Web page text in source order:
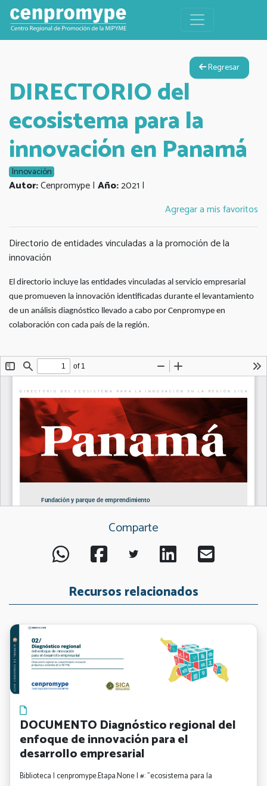
Regresar
DIRECTORIO del
ecosistema para la
innovación en Panamá
Innovación
Autor:Cenpromype | Año:2021 |
Agregar a mis favoritos
Directorio de entidades vinculadas a la promoción de la
innovación
El directorio incluye las entidades vinculadas al servicio empresarial
que promueven la innovación identificadas durante el levantamiento
de un análisis diagnóstico llevado a cabo por Cenpromype en
colaboración con cada país de la región.
Comparte
Recursos relacionados
DOCUMENTO Diagnóstico regional del
enfoque de innovación para el
desarrollo empresarial
Biblioteca | cenpromype.Etapa.None | #: "ecosistema para la